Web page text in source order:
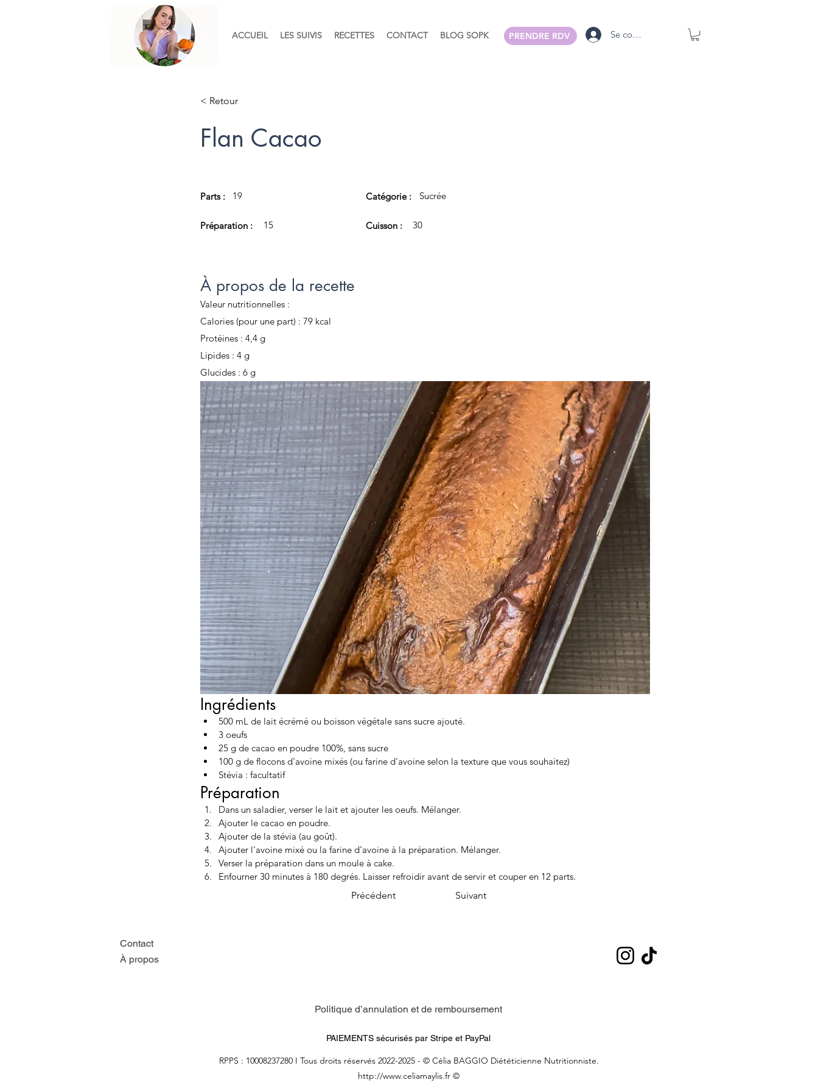
ACCUEIL LES SUIVIS RECETTES CONTACT BLOG SOPK PRENDRE RDV Se connecter
< Retour
Flan Cacao
Parts : Catégorie :
19 Sucrée
Préparation : Cuisson :
15 30
À propos de la recette
Valeur nutritionnelles :
Calories (pour une part) : 79 kcal
Protéines : 4,4 g
Lipides : 4 g
Glucides : 6 g
Ingrédients
500 mL de lait écrémé ou boisson végétale sans sucre ajouté.
3 oeufs
25 g de cacao en poudre 100%, sans sucre
100 g de flocons d'avoine mixés (ou farine d'avoine selon la texture que vous souhaitez)
Stévia : facultatif
Préparation
Dans un saladier, verser le lait et ajouter les oeufs. Mélanger.
Ajouter le cacao en poudre.
Ajouter de la stévia (au goût).
Ajouter l'avoine mixé ou la farine d'avoine à la préparation. Mélanger.
Verser la préparation dans un moule à cake.
Enfourner 30 minutes à 180 degrés. Laisser refroidir avant de servir et couper en 12 parts.
Précédent
Suivant
Contact
À propos
Politique d’annulation et de remboursement
PAIEMENTS sécurisés par Stripe et PayPal
RPPS : 10008237280 I Tousdroits réservés 2022-2025 - © Célia BAGGIO Diététicienne Nutritionniste.
http://www.celiamaylis.fr ©